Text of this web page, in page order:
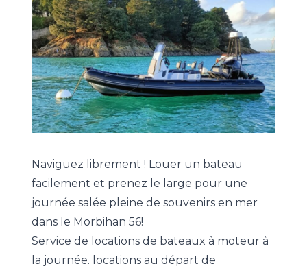
Naviguez librement ! Louer un bateau
facilement et prenez le large pour une
journée salée pleine de souvenirs en mer
dans le Morbihan 56!
Service de locations de bateaux à moteur à
la journée. locations au départ de